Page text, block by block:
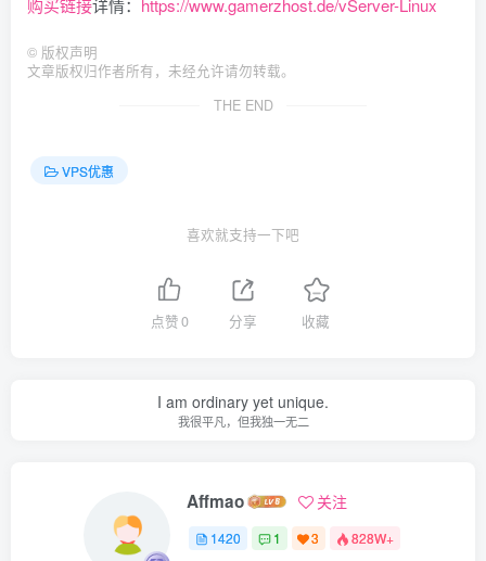
购买链接详情： https://www.gamerzhost.de/vServer-Linux
© 版权声明
文章版权归作者所有，未经允许请勿转载。
THE END
VPS优惠
喜欢就支持一下吧
点赞0 分享 收藏
I am ordinary yet unique.
我很平凡，但我独一无二
Affmao 关注
1420 1 3 828W+